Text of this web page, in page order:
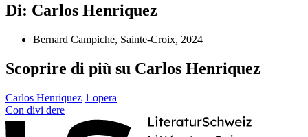
Di: Carlos Henriquez
Bernard Campiche, Sainte-Croix, 2024
Scoprire di più su Carlos Henriquez
Carlos Henriquez 1 opera
Con divi dere